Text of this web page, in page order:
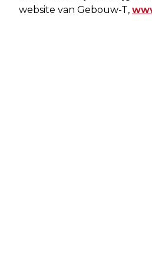
website van Gebouw-T,